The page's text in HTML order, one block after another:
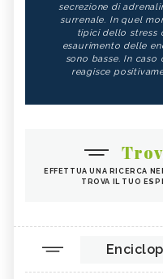
secrezione di
surrenale. In quel
tipici dello stress
esaurimento delle
sono basse. In
reagisce
EFFETTUA UNA RICERCA
TROVA IL TUO